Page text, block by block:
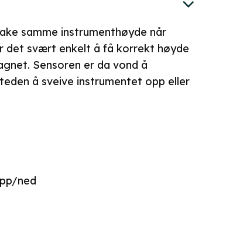
samme instrumenthøyde når
det svært enkelt å få korrekt høyde
Sensoren er da vond å
å sveive instrumentet opp eller
ned